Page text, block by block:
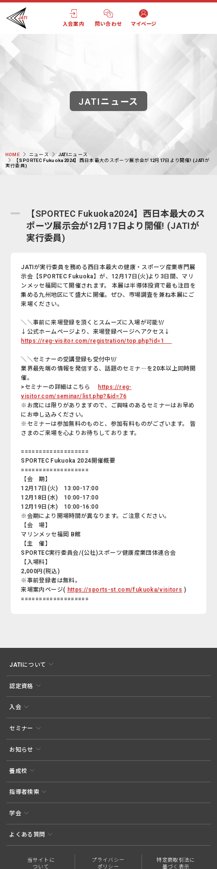
入会案内 問い合わせ マイページ
JATIニュース
HOME ニュース
JATIニュース
【SPORTEC Fukuoka2024】西日本最大のスポーツ展示会が12月17日より開催! (JATIが
実行委員)
【SPORTEC Fukuoka2024】西日本最大のス
ポーツ展示会が12月17日より開催! (JATIが
実行委員)
JATIが実行委員を務める西日本最大の健康・スポーツ産業専門展
示会【SPORTEC Fukuoka】が、12月17日(火)より3日間、マリ
ンメッセ福岡にて開催されます。 本展は半導体投資で最も注目を
集める九州地区にて盛大に開催。ぜひ、市場調査を兼ね本展にご
来場ください。
＼＼事前に来場登録を頂くとスムーズに入場が可能!//
↓公式ホームページより、来場登録ページへアクセス↓
https://reg-visitor.com/registration/top.php?id=1
＼＼セミナーの受講登録も受付中!//
業界最先端の情報を発信する、話題のセミナ―を20本以上同時開
催。
>セミナーの詳細はこちら
https://reg-
visitor.com/seminar/list.php?&id=76
※お席には限りがありますので、ご興味のあるセミナーはお早め
にお申し込みください。
※セミナーは参加無料のものと、参加有料ものがございます。 皆
さまのご来場を心よりお待ちしております。
===================
SPORTEC Fukuoka 2024開催概要
===================
【会 期】
12月17日(火) 13:00-17:00
12月18日(水) 10:00-17:00
12月19日(木) 10:00-16:00
※会期により開場時間が異なります。ご注意ください。
【会 場】
マリンメッセ福岡 B館
【主 催】
SPORTEC実行委員会/(公社)スポーツ健康産業団体連合会
【入場料】
2,000円(税込)
※事前登録者は無料。
来場案内ページ( https://sports-st.com/fukuoka/visitors )
===================
JATIについて
認定資格
入会
セミナー
お知らせ
養成校
指導者検索
学会
よくある質問
当サイトに
ついて
プライバシー
ポリシー
特定商取引法に
基づく表示